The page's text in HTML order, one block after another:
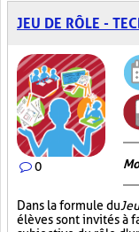
JEU DE RÔLE -
0
Dans la formule du
élèves sont invités à